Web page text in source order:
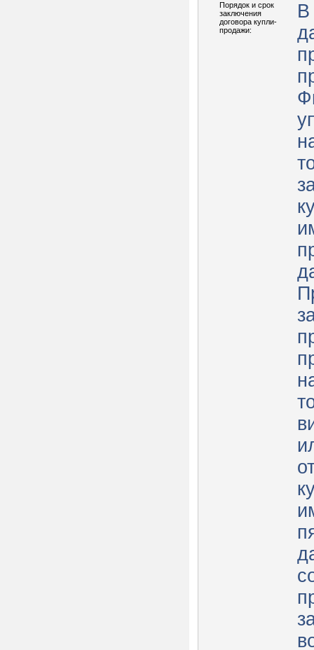
Порядок и срок
заключения
договора купли-
продажи:
В